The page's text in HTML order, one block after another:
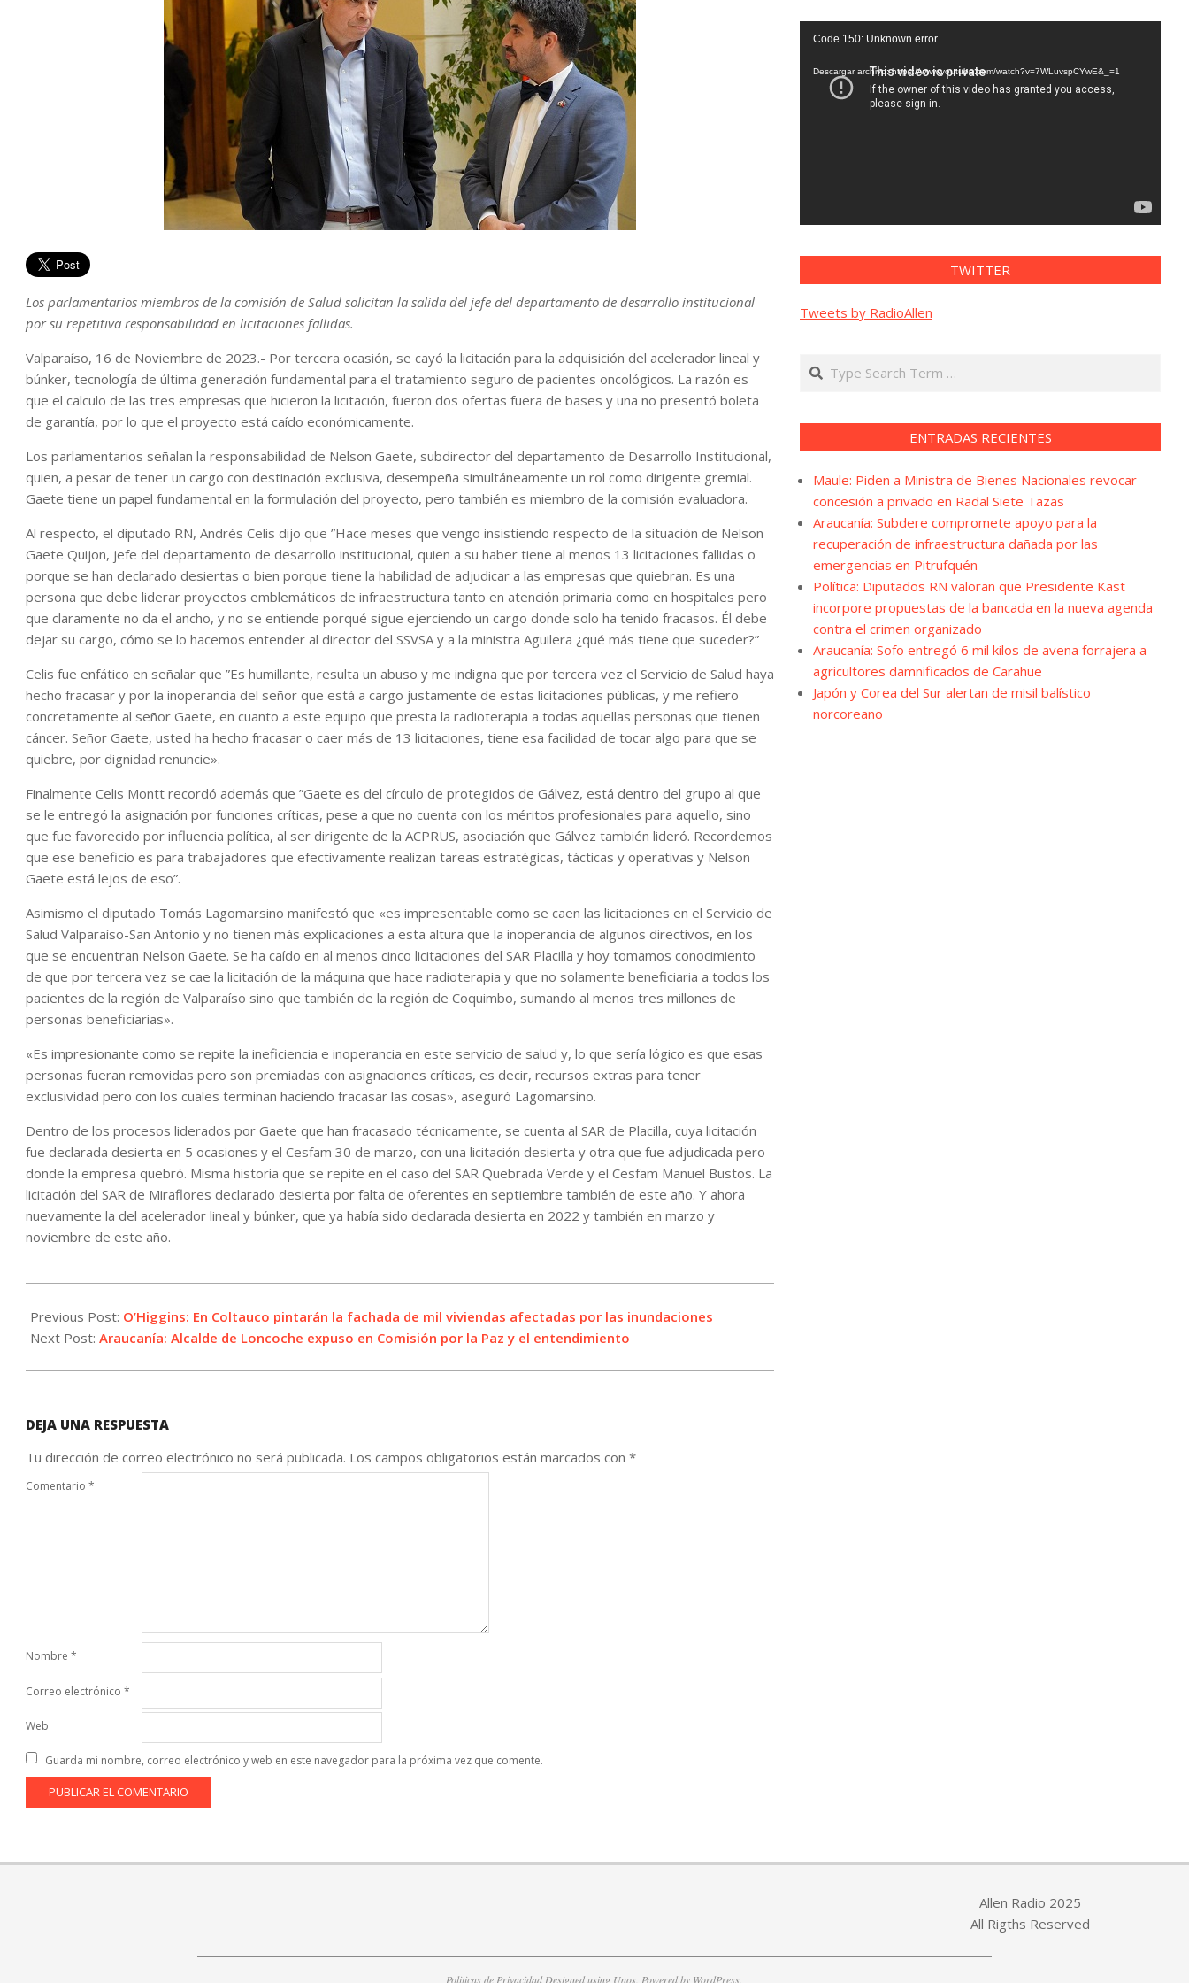
Los parlamentarios miembros de la comisión de Salud solicitan la salida del jefe del departamento de desarrollo institucional
por su repetitiva responsabilidad en licitaciones fallidas.
Valparaíso, 16 de Noviembre de 2023.- Por tercera ocasión, se cayó la licitación para la adquisición del acelerador lineal y
búnker, tecnología de última generación fundamental para el tratamiento seguro de pacientes oncológicos. La razón es
que el calculo de las tres empresas que hicieron la licitación, fueron dos ofertas fuera de bases y una no presentó boleta
de garantía, por lo que el proyecto está caído económicamente.
Los parlamentarios señalan la responsabilidad de Nelson Gaete, subdirector del departamento de Desarrollo Institucional,
quien, a pesar de tener un cargo con destinación exclusiva, desempeña simultáneamente un rol como dirigente gremial.
Gaete tiene un papel fundamental en la formulación del proyecto, pero también es miembro de la comisión evaluadora.
Al respecto, el diputado RN, Andrés Celis dijo que ”Hace meses que vengo insistiendo respecto de la situación de Nelson
Gaete Quijon, jefe del departamento de desarrollo institucional, quien a su haber tiene al menos 13 licitaciones fallidas o
porque se han declarado desiertas o bien porque tiene la habilidad de adjudicar a las empresas que quiebran. Es una
persona que debe liderar proyectos emblemáticos de infraestructura tanto en atención primaria como en hospitales pero
que claramente no da el ancho, y no se entiende porqué sigue ejerciendo un cargo donde solo ha tenido fracasos. Él debe
dejar su cargo, cómo se lo hacemos entender al director del SSVSA y a la ministra Aguilera ¿qué más tiene que suceder?”
Celis fue enfático en señalar que ”Es humillante, resulta un abuso y me indigna que por tercera vez el Servicio de Salud haya
hecho fracasar y por la inoperancia del señor que está a cargo justamente de estas licitaciones públicas, y me refiero
concretamente al señor Gaete, en cuanto a este equipo que presta la radioterapia a todas aquellas personas que tienen
cáncer. Señor Gaete, usted ha hecho fracasar o caer más de 13 licitaciones, tiene esa facilidad de tocar algo para que se
quiebre, por dignidad renuncie».
Finalmente Celis Montt recordó además que ”Gaete es del círculo de protegidos de Gálvez, está dentro del grupo al que
se le entregó la asignación por funciones críticas, pese a que no cuenta con los méritos profesionales para aquello, sino
que fue favorecido por influencia política, al ser dirigente de la ACPRUS, asociación que Gálvez también lideró. Recordemos
que ese beneficio es para trabajadores que efectivamente realizan tareas estratégicas, tácticas y operativas y Nelson
Gaete está lejos de eso”.
Asimismo el diputado Tomás Lagomarsino manifestó que «es impresentable como se caen las licitaciones en el Servicio de
Salud Valparaíso-San Antonio y no tienen más explicaciones a esta altura que la inoperancia de algunos directivos, en los
que se encuentran Nelson Gaete. Se ha caído en al menos cinco licitaciones del SAR Placilla y hoy tomamos conocimiento
de que por tercera vez se cae la licitación de la máquina que hace radioterapia y que no solamente beneficiaria a todos los
pacientes de la región de Valparaíso sino que también de la región de Coquimbo, sumando al menos tres millones de
personas beneficiarias».
«Es impresionante como se repite la ineficiencia e inoperancia en este servicio de salud y, lo que sería lógico es que esas
personas fueran removidas pero son premiadas con asignaciones críticas, es decir, recursos extras para tener
exclusividad pero con los cuales terminan haciendo fracasar las cosas», aseguró Lagomarsino.
Dentro de los procesos liderados por Gaete que han fracasado técnicamente, se cuenta al SAR de Placilla, cuya licitación
fue declarada desierta en 5 ocasiones y el Cesfam 30 de marzo, con una licitación desierta y otra que fue adjudicada pero
donde la empresa quebró. Misma historia que se repite en el caso del SAR Quebrada Verde y el Cesfam Manuel Bustos. La
licitación del SAR de Miraflores declarado desierta por falta de oferentes en septiembre también de este año. Y ahora
nuevamente la del acelerador lineal y búnker, que ya había sido declarada desierta en 2022 y también en marzo y
noviembre de este año.
11-
16
Previous Post: O’Higgins: En Coltauco pintarán la fachada de mil viviendas afectadas por las inundaciones
Next Post: Araucanía: Alcalde de Loncoche expuso en Comisión por la Paz y el entendimiento
DEJA UNA RESPUESTA
Tu dirección de correo electrónico no será publicada. Los campos obligatorios están marcados con *
Comentario *
Nombre *
Correo electrónico *
Web
Guarda mi nombre, correo electrónico y web en este navegador para la próxima vez que comente.
Reproductor
vídeo
Code 150: Unknown error.
Descargar archivo: https://www.youtube.com/watch?v=7WLuvspCYwE&_=1
TWITTER
Tweets by RadioAllen
Search
ENTRADAS RECIENTES
Maule: Piden a Ministra de Bienes Nacionales revocar
concesión a privado en Radal Siete Tazas
Araucanía: Subdere compromete apoyo para la
recuperación de infraestructura dañada por las
emergencias en Pitrufquén
Política: Diputados RN valoran que Presidente Kast
incorpore propuestas de la bancada en la nueva agenda
contra el crimen organizado
Araucanía: Sofo entregó 6 mil kilos de avena forrajera a
agricultores damnificados de Carahue
Japón y Corea del Sur alertan de misil balístico
norcoreano
Allen Radio 2025
All Rigths Reserved
Politicas de Privacidad Designed using Unos . Powered by WordPress